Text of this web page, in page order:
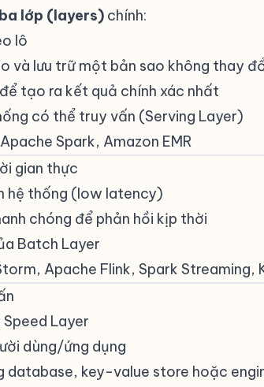
ba lớp (layers) chính:
lô
và lưu trữ một bản sao không thay
để tạo ra kết quả chính xác nhất
có thể truy vấn (Serving Layer)
Spark, Amazon EMR
gian thực
hệ thống (low latency)
chóng để phản hồi kịp thời
Batch Layer
Apache Flink, Spark Streaming,
Layer
dùng/ứng dụng
database, key-value store hoặc